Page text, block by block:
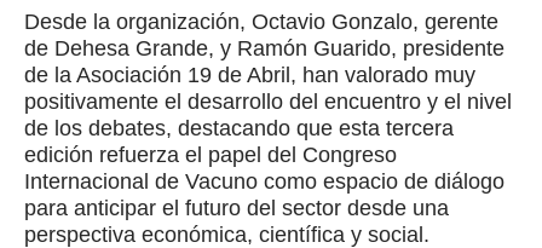
Desde la organización, Octavio Gonzalo, gerente
de Dehesa Grande, y Ramón Guarido, presidente
de la Asociación 19 de Abril, han valorado muy
positivamente el desarrollo del encuentro y el nivel
de los debates, destacando que esta tercera
edición refuerza el papel del Congreso
Internacional de Vacuno como espacio de diálogo
para anticipar el futuro del sector desde una
perspectiva económica, científica y social.